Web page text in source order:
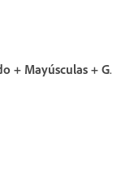
+ Mayúsculas + G.